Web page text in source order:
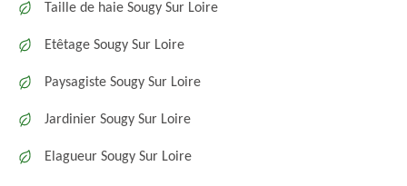
Taille de haie Sougy Sur Loire
Etêtage Sougy Sur Loire
Paysagiste Sougy Sur Loire
Jardinier Sougy Sur Loire
Elagueur Sougy Sur Loire